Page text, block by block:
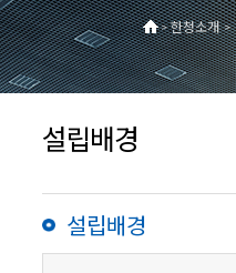
>한청소개>
설립배경
설립배경